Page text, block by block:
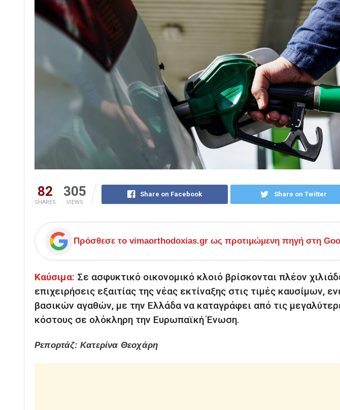
82
SHARES
305
VIEWS
Share on Facebook Share on Twitter
Πρόσθεσε το vimaorthodoxias.gr ως προτιμώμενη πηγή στη
Καύσιμα: Σε ασφυκτικό οικονομικό κλοιό βρίσκονται πλέον
επιχειρήσεις εξαιτίας της νέας εκτίναξης στις τιμές καυσίμων,
βασικών αγαθών, με την Ελλάδα να καταγράφει από τις
κόστους σε ολόκληρη την Ευρωπαϊκή Ένωση.
Ρεπορτάζ: Κατερίνα Θεοχάρη